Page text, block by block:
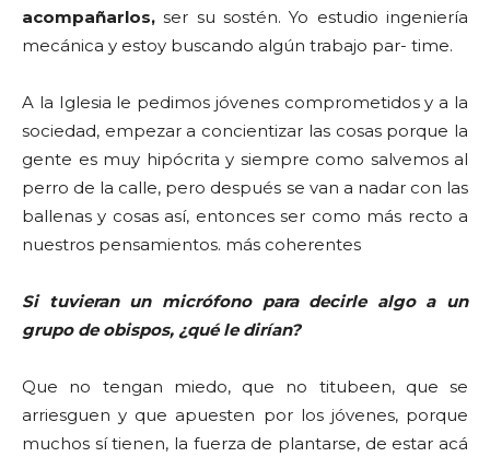
acompañarlos, ser su sostén. Yo estudio ingeniería
mecánica y estoy buscando algún trabajo par- time.
A la Iglesia le pedimos jóvenes comprometidos y a la
sociedad, empezar a concientizar las cosas porque la
gente es muy hipócrita y siempre como salvemos al
perro de la calle, pero después se van a nadar con las
ballenas y cosas así, entonces ser como más recto a
nuestros pensamientos. más coherentes
Si tuvieran un micrófono para decirle algo a un
grupo de obispos, ¿qué le dirían?
Que no tengan miedo, que no titubeen, que se
arriesguen y que apuesten por los jóvenes, porque
muchos sí tienen, la fuerza de plantarse, de estar acá